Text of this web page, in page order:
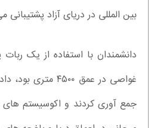
بین المللی در دریای آزاد
دانشمندان با استفاده از یک ربات
جمع آوری کردند و اکوسیستم